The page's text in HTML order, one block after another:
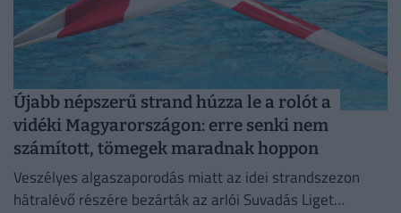
Újabb népszerű strand húzza le a rolót a
vidéki Magyarországon: erre senki nem
számított, tömegek maradnak hoppon
Veszélyes algaszaporodás miatt az idei strandszezon
hátralévő részére bezárták az arlói Suvadás Liget